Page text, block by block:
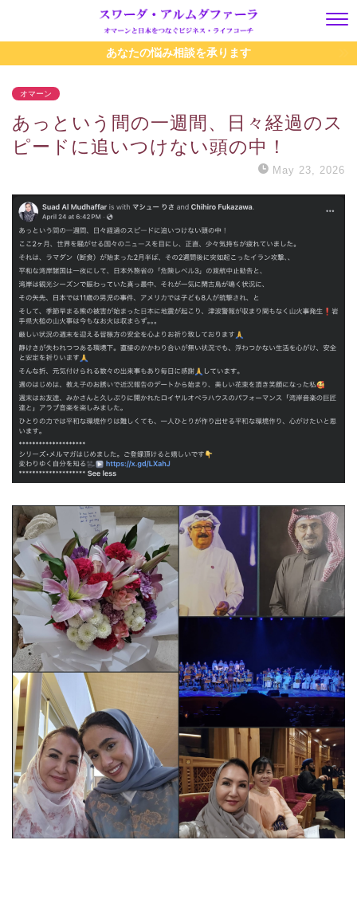
あなたの悩み相談を承ります
オマーン
あっという間の一週間、日々経過のス
ピードに追いつけない頭の中！
May 23, 2026